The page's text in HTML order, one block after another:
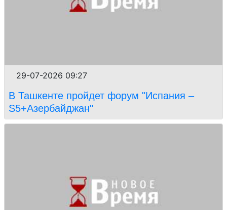
29-07-2026 09:27
В Ташкенте пройдет форум "Испания –
S5+Азербайджан"